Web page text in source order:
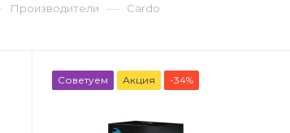
Производители — Cardo
Советуем Акция -34%